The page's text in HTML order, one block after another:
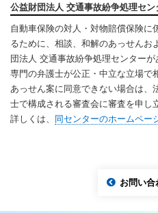
公益財団法人 交通事故紛争処理セン
自動車保険の対人・対物賠償保険に
るために、相談、和解のあっせんお
団法人 交通事故紛争処理センターが
専門の弁護士が公正・中立な立場で
あっせん案に同意できない場合は、
士で構成される審査会に審査を申し
詳しくは、 同センターのホームペー
お問い合